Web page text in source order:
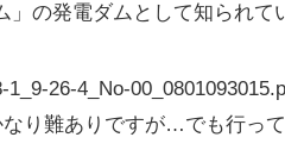
の発電ダムとして知られて
26-4_No-
なり難ありですが…でも行っ